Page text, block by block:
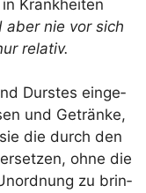
Krank­hei­ten
aber nie vor sich
relativ.
Durs­tes ein­ge­
und Geträn­ke,
die durch den
ohne die
zu brin­